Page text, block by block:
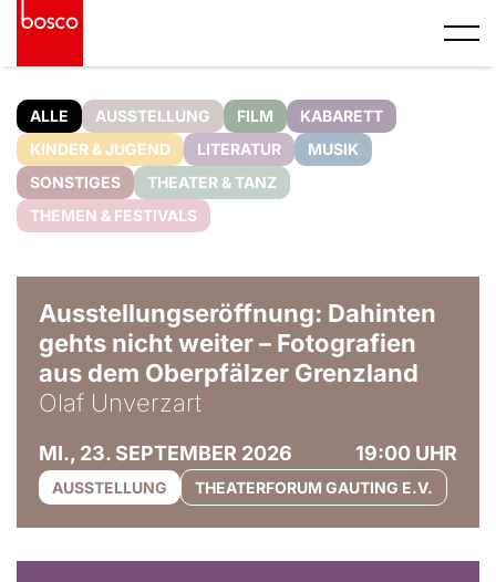
ALLE AUSSTELLUNG FILM
KABARETT
KINDER & JUGEND
LITERATUR
MUSIK
SONSTIGES
THEATER & TANZ
THEMEN & FESTIVALS
Ausstellungseröffnung: Dahinten
gehts nicht weiter – Fotografien
aus dem Oberpfälzer Grenzland
Olaf Unverzart
MI., 23. SEPTEMBER 2026 19:00 UHR
AUSSTELLUNG THEATERFORUM GAUTING E.V.